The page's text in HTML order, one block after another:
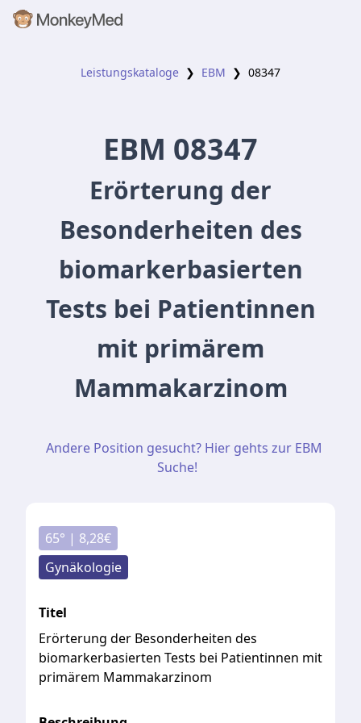
Leistungskataloge ❯ EBM ❯ 08347
EBM 08347
Erörterung der
Besonderheiten des
biomarkerbasierten
Tests bei Patientinnen
mit primärem
Mammakarzinom
Andere Position gesucht? Hier gehts zur EBM
Suche!
65° | 8,28€
Gynäkologie
Titel
Erörterung der Besonderheiten des
biomarkerbasierten Tests bei Patientinnen mit
primärem Mammakarzinom